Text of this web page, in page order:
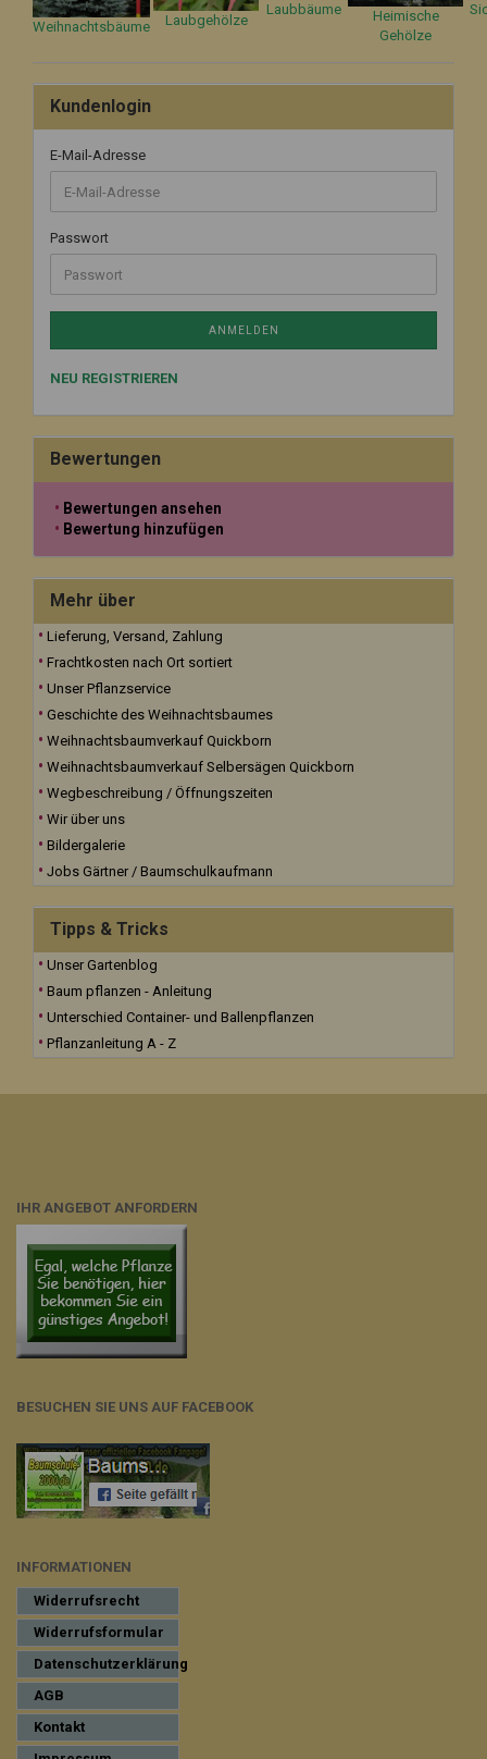
Weihnachtsbäume Laubgehölze
Laubbäume
Heimische
Gehölze
Kundenlogin
E-Mail-Adresse
Passwort
ANMELDEN
NEU REGISTRIEREN
Bewertungen
Bewertungen ansehen
Bewertung hinzufügen
Mehr über
Lieferung, Versand, Zahlung
Frachtkosten nach Ort sortiert
Unser Pflanzservice
Geschichte des Weihnachtsbaumes
Weihnachtsbaumverkauf Quickborn
Weihnachtsbaumverkauf Selbersägen Quickborn
Wegbeschreibung / Öffnungszeiten
Wir über uns
Bildergalerie
Jobs Gärtner / Baumschulkaufmann
Tipps & Tricks
Unser Gartenblog
Baum pflanzen - Anleitung
Unterschied Container- und Ballenpflanzen
Pflanzanleitung A - Z
IHR ANGEBOT ANFORDERN
BESUCHEN SIE UNS AUF FACEBOOK
INFORMATIONEN
Widerrufsrecht
Widerrufsformular
Datenschutzerklärung
AGB
Kontakt